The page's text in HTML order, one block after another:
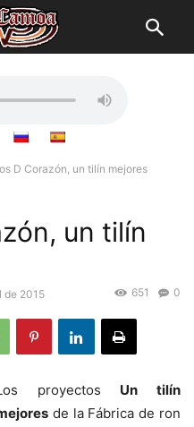
D Corazón, un tilín mejores
un tilín
de 2015 0
651
proyectos Un tilín
de la Fábrica de ron